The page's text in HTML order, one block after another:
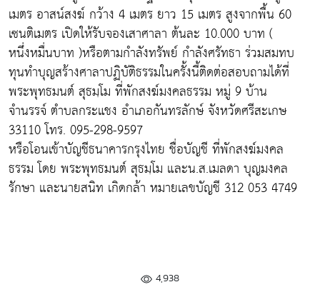
เมตร อาสน์สงฆ์ กว้าง 4 เมตร ยาว 15 เมตร สูงจากพื้น 60
เซนติเมตร เปิดให้รับจองเสาศาลา ต้นละ 10.000 บาท (
หนึ่งหมื่นบาท )หรือตามกำลังทรัพย์ กำลังศรัทธา ร่วมสมทบ
ทุนทำบุญสร้างศาลาปฏิบัติธรรมในครั้งนี้ติดต่อสอบถามได้ที่
พระพุทธมนต์ สุธมฺโม ที่พักสงฆ์มงคลธรรม หมู่ 9 บ้าน
จำนรรจ์ ตำบลกระแชง อำเภอกันทรลักษ์ จังหวัดศรีสะเกษ
33110 โทร. 095-298-9597
หรือโอนเข้าบัญชีธนาคารกรุงไทย ชื่อบัญชี ที่พักสงฆ์มงคล
ธรรม โดย พระพุทธมนต์ สุธมฺโม และน.ส.เมลดา บุญมงคล
รักษา และนายสนิท เกิดกล้า หมายเลขบัญชี 312 053 4749
4,938